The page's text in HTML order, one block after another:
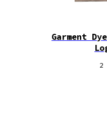
Garment
2